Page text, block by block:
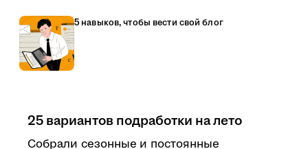
5 навыков, чтобы вести свой блог
25 вариантов подработки на лето
Собрали сезонные и постоянные